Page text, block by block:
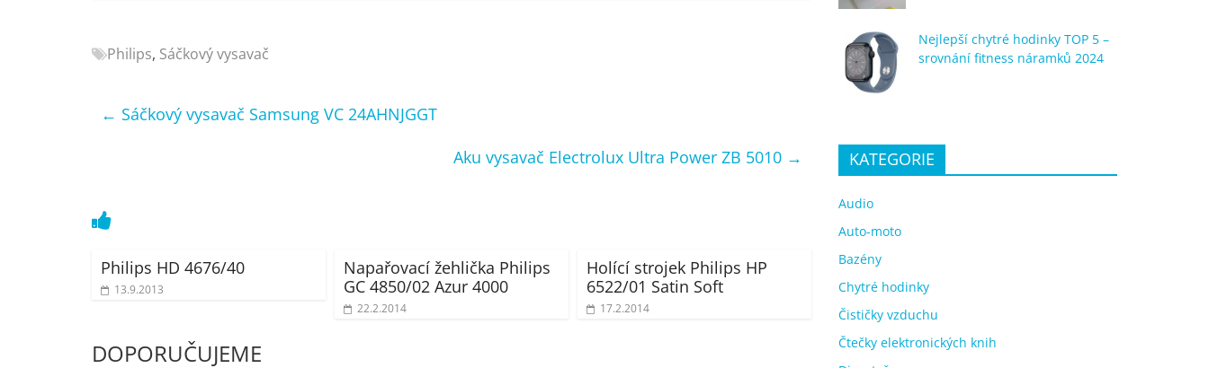
Elektro
pračky,
kávovary,
Philips, Sáčkový vysavač
← Sáčkový vysavač Samsung VC 24AHNJGGT
Aku vysavač Electrolux Ultra Power ZB 5010 →
Philips HD 4676/40
13.9.2013
Napařovací žehlička Philips
GC 4850/02 Azur 4000
22.2.2014
Holící strojek Philips HP
6522/01 Satin Soft
17.2.2014
DOPORUČUJEME
Nejlepší chytré hodinky TOP 5 –
srovnání fitness náramků 2024
KATEGORIE
Audio
Auto-moto
Bazény
Chytré hodinky
Čističky vzduchu
Čtečky elektronických knih